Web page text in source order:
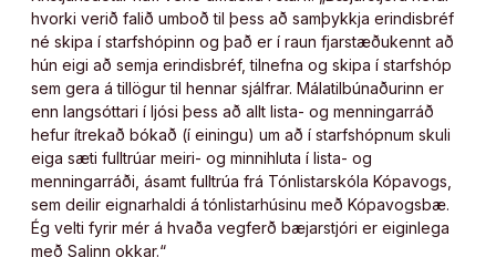
hvorki verið falið umboð til þess að samþykkja erindisbréf
né skipa í starfshópinn og það er í raun fjarstæðukennt að
hún eigi að semja erindisbréf, tilnefna og skipa í starfshóp
sem gera á tillögur til hennar sjálfrar. Málatilbúnaðurinn er
enn langsóttari í ljósi þess að allt lista- og menningarráð
hefur ítrekað bókað (í einingu) um að í starfshópnum skuli
eiga sæti fulltrúar meiri- og minnihluta í lista- og
menningarráði, ásamt fulltrúa frá Tónlistarskóla Kópavogs,
sem deilir eignarhaldi á tónlistarhúsinu með Kópavogsbæ.
Ég velti fyrir mér á hvaða vegferð bæjarstjóri er eiginlega
með Salinn okkar.“